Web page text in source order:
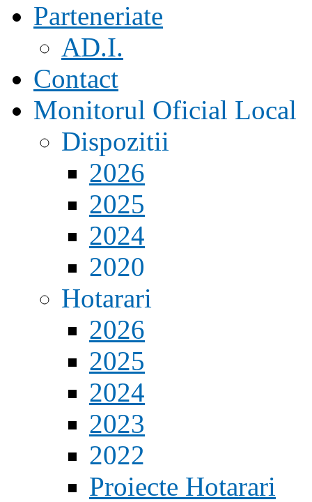
Parteneriate
AD.I.
Contact
Monitorul Oficial Local
Dispozitii
2026
2025
2024
2020
Hotarari
2026
2025
2024
2023
2022
Proiecte Hotarari